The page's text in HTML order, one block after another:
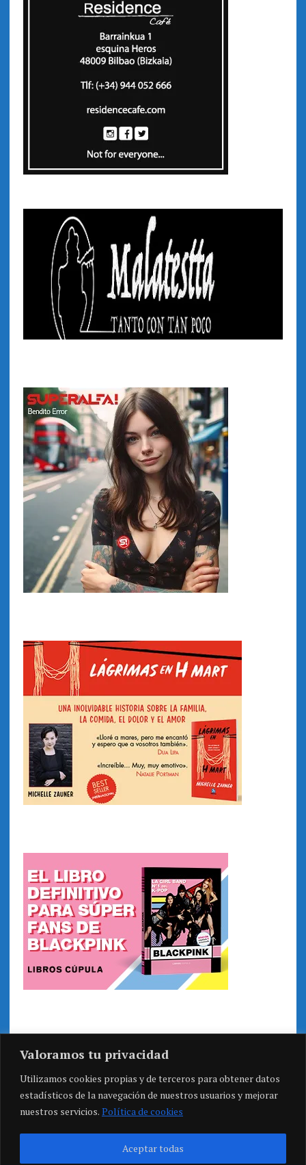
Valoramos tu privacidad
Utilizamos cookies propias y de terceros para obtener datos
estadísticos de la navegación de nuestros usuarios y mejorar
nuestros servicios. Política de cookies
Aceptar todas